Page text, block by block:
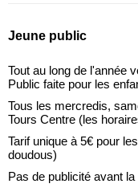
Jeune public
Tout au long de l'année
Public faite pour les
Tous les mercredis,
Tours Centre (les
Tarif unique à 5€ pour
doudous)
Pas de publicité avant la